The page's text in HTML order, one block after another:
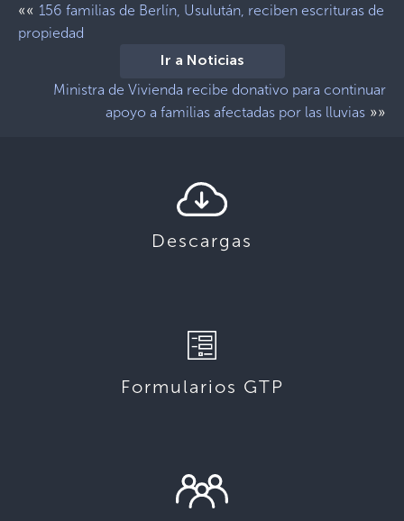
«« 156 familias de Berlín, Usulután, reciben escrituras de
propiedad
Ir a Noticias
Ministra de Vivienda recibe donativo para continuar
apoyo a familias afectadas por las lluvias »»
Descargas
Formularios GTP